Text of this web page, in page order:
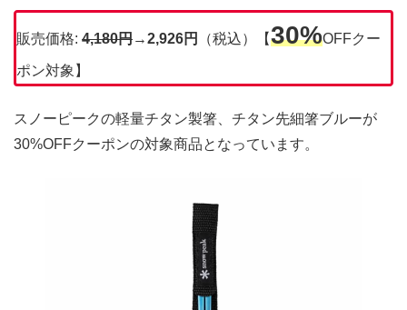
販売価格: 4,180円→2,926円 （税込）【30%OFFクー
ポン対象】
スノーピークの軽量チタン製箸、チタン先細箸ブルーが
30%OFFクーポンの対象商品となっています。